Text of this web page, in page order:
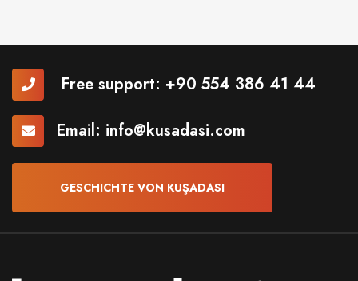
Free support: +90 554 386 41 44
Email: info@kusadasi.com
GESCHICHTE VON KUŞADASI